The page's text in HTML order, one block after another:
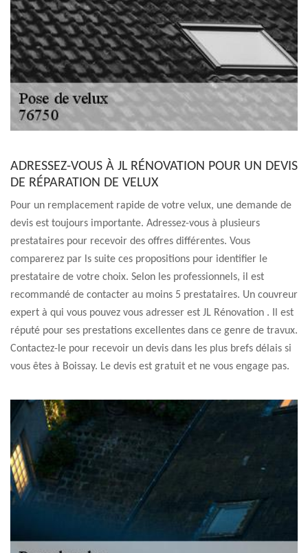
ADRESSEZ-VOUS À JL RÉNOVATION POUR UN DEVIS
DE RÉPARATION DE VELUX
Pour un remplacement rapide de votre velux, une demande de
devis est toujours importante. Adressez-vous à plusieurs
prestataires pour recevoir des offres différentes. Vous
comparerez par ls suite ces propositions pour identifier le
prestataire de votre choix. Selon les professionnels, il est
recommandé de contacter au moins 5 prestataires. Un couvreur
expert à qui vous pouvez vous adresser est JL Rénovation . Il est
réputé pour ses prestations excellentes dans ce genre de travux.
Contactez-le pour recevoir un devis dans les plus brefs délais si
vous êtes à Boissay. Le devis est gratuit et ne vous engage pas.